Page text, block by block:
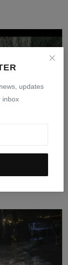
updates
inbox